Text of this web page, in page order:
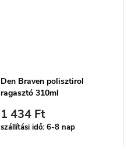
Den Braven polisztirol
ragasztó 310ml
1 434 Ft
szállítási idő: 6-8 nap